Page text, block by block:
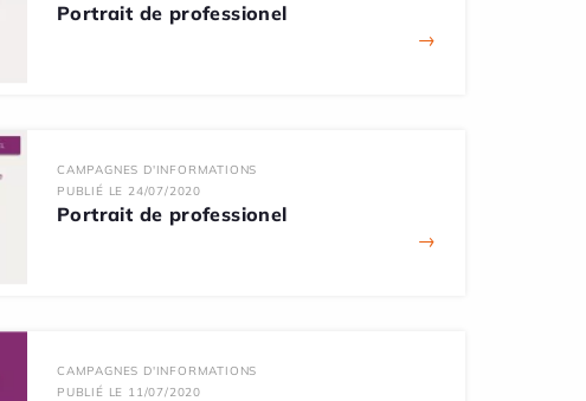
Portrait de professionel
→
CAMPAGNES D'INFORMATIONS
PUBLIÉ LE 24/07/2020
Portrait de professionel
→
CAMPAGNES D'INFORMATIONS
PUBLIÉ LE 11/07/2020